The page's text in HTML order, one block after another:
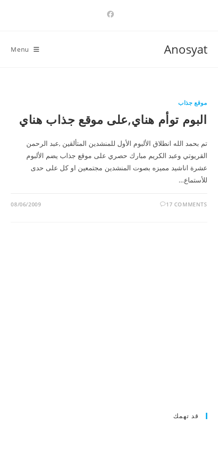
Anosyat
Menu
موقع جذاب
البوم توأم هناي,على موقع جذاب هناي
تم بحمد الله انطلاق الألبوم الأول للمنشدين المتألقين ,عبد الرحمن
القريوتي وعبد الكريم مبارك حصري على موقع جذاب يضم الألبوم
عشرة اناشيد مميزه بصوت المنشدين مجتمعين او كل على حدى
للأستماع…
17 COMMENTS
08/06/2009
قد تهمك